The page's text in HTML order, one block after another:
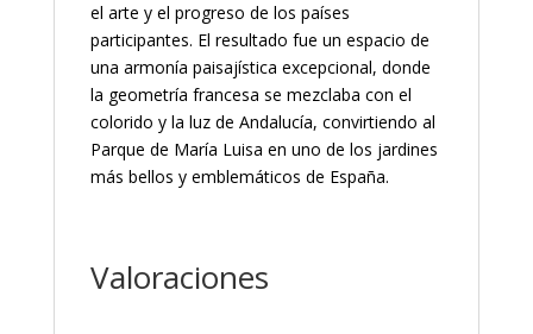
el arte y el progreso de los países
participantes. El resultado fue un espacio de
una armonía paisajística excepcional, donde
la geometría francesa se mezclaba con el
colorido y la luz de Andalucía, convirtiendo al
Parque de María Luisa en uno de los jardines
más bellos y emblemáticos de España.
Valoraciones